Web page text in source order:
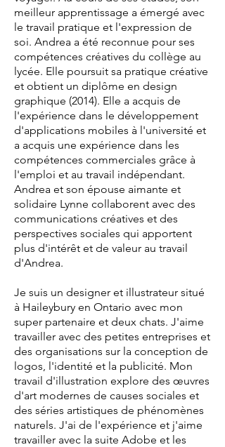
meilleur apprentissage a émergé avec
le travail pratique et l'expression de
soi. Andrea a été reconnue pour ses
compétences créatives du collège au
lycée. Elle poursuit sa pratique créative
et obtient un diplôme en design
graphique (2014). Elle a acquis de
l'expérience dans le développement
d'applications mobiles à l'université et
a acquis une expérience dans les
compétences commerciales grâce à
l'emploi et au travail indépendant.
Andrea et son épouse aimante et
solidaire Lynne collaborent avec des
communications créatives et des
perspectives sociales qui apportent
plus d'intérêt et de valeur au travail
d'Andrea.
Je suis un designer et illustrateur situé
à Haileybury en Ontario avec mon
super partenaire et deux chats. J'aime
travailler avec des petites entreprises et
des organisations sur la conception de
logos, l'identité et la publicité. Mon
travail d'illustration explore des œuvres
d'art modernes de causes sociales et
des séries artistiques de phénomènes
naturels. J'ai de l'expérience et j'aime
travailler avec la suite Adobe et les